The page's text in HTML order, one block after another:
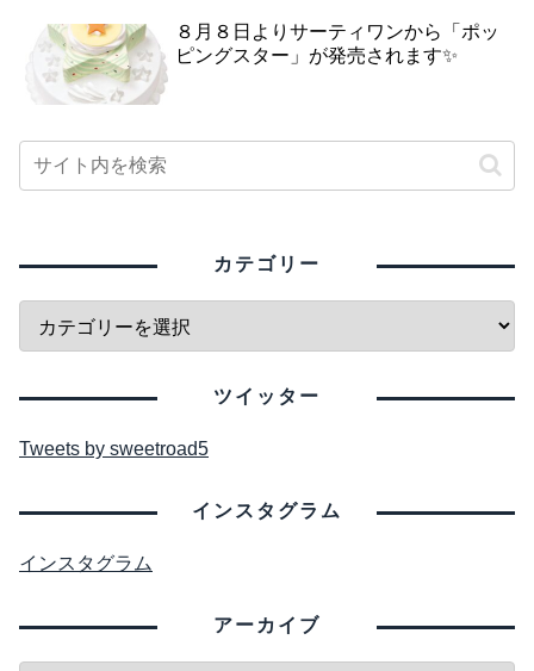
８月８日よりサーティワンから「ポッ
ピングスター」が発売されます✨
カテゴリー
ツイッター
Tweets by sweetroad5
インスタグラム
インスタグラム
アーカイブ